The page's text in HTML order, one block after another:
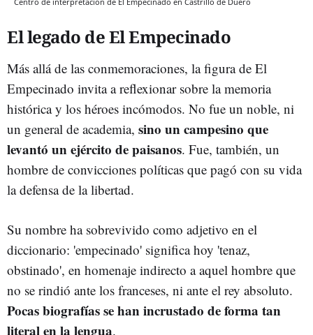
El legado de El Empecinado
Más allá de las conmemoraciones, la figura de El
Empecinado invita a reflexionar sobre la memoria
histórica y los héroes incómodos. No fue un noble, ni
un general de academia, sino un campesino que
levantó un ejército de paisanos. Fue, también, un
hombre de convicciones políticas que pagó con su vida
la defensa de la libertad.
Su nombre ha sobrevivido como adjetivo en el
diccionario: 'empecinado' significa hoy 'tenaz,
obstinado', en homenaje indirecto a aquel hombre que
no se rindió ante los franceses, ni ante el rey absoluto.
Pocas biografías se han incrustado de forma tan
literal en la lengua.